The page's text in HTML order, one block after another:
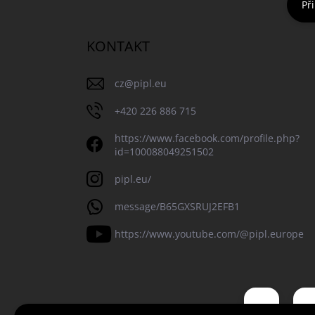
KONTAKT
cz@pipl.eu
+420 226 886 715
https://www.facebook.com/profile.php?
id=100088049251502
pipl.eu/
message/B65GXSRUJ2EFB1
https://www.youtube.com/@pipl.europe